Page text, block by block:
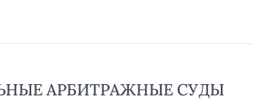
АРБИТРАЖНЫЕ СУДЫ